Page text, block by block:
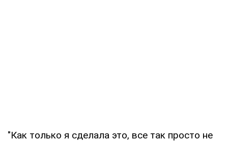
"Как только я сделала это, все так просто не